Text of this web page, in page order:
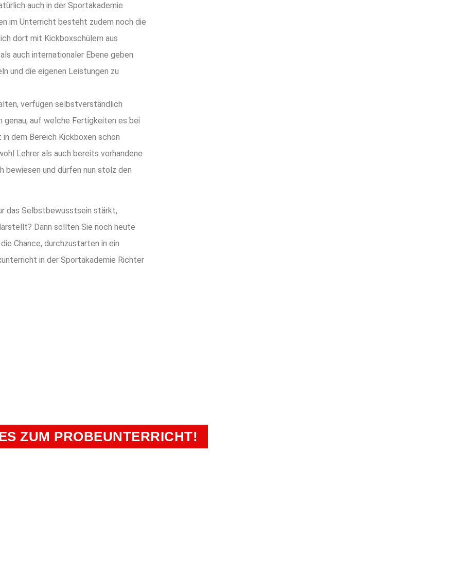
auch in der Sportakademie
im Unterricht besteht zudem noch die
dort mit Kickboxschülern aus
auch internationaler Ebene geben
und die eigenen Leistungen zu
verfügen selbstverständlich
genau, auf welche Fertigkeiten es bei
dem Bereich Kickboxen schon
Lehrer als auch bereits vorhandene
bewiesen und dürfen nun stolz den
das Selbstbewusstsein stärkt,
Dann sollten Sie noch heute
Chance, durchzustarten in ein
in der Sportakademie Richter
ZUM PROBEUNTERRICHT!